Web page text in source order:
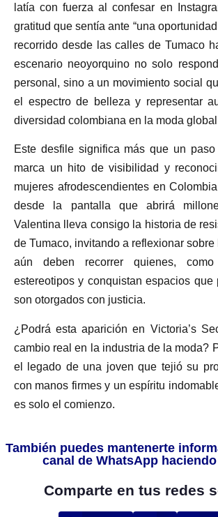
latía con fuerza al confesar en
gratitud que sentía ante “una oportunidad
recorrido desde las calles de Tumaco
escenario neoyorquino no solo
personal, sino a un movimiento social
el espectro de belleza y representar
diversidad colombiana en la moda
Este desfile significa más que un
marca un hito de visibilidad y
mujeres afrodescendientes en
desde la pantalla que abrirá
Valentina lleva consigo la historia de
de Tumaco, invitando a reflexionar
aún deben recorrer quienes,
estereotipos y conquistan espacios que
son otorgados con justicia.
¿Podrá esta aparición en Victoria’s
cambio real en la industria de la moda?
el legado de una joven que tejió su
con manos firmes y un espíritu
es solo el comienzo.
También puedes mantenerte
canal de WhatsApp
Comparte en tus redes